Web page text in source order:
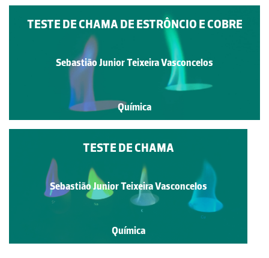
TESTE DE CHAMA DE ESTRÔNCIO E COBRE
Sebastião Junior Teixeira Vasconcelos
Química
TESTE DE CHAMA
Sebastião Junior Teixeira Vasconcelos
Química